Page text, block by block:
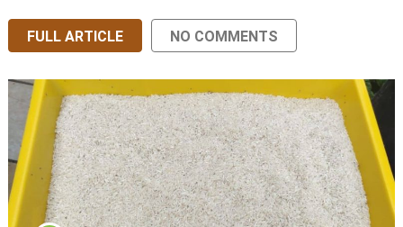
FULL ARTICLE NO COMMENTS